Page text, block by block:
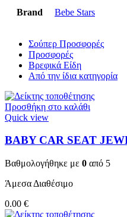
Brand Bebe Stars
Σούπερ Προσφορές
Προσφορές
Βρεφικά Είδη
Από την ίδια κατηγορία
Προσθήκη στο καλάθι
Quick view
BABY CAR SEAT
Βαθμολογήθηκε με 0 από 5
Άμεσα Διαθέσιμο
0.00 €